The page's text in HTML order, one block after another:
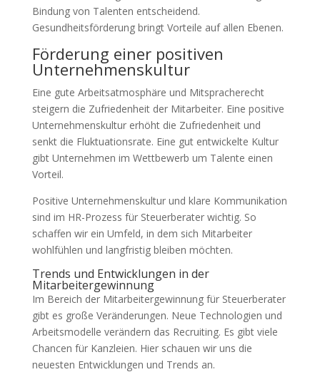
Bindung von Talenten entscheidend.
Gesundheitsförderung bringt Vorteile auf allen Ebenen.
Förderung einer positiven
Unternehmenskultur
Eine gute Arbeitsatmosphäre und Mitspracherecht
steigern die Zufriedenheit der Mitarbeiter. Eine positive
Unternehmenskultur erhöht die Zufriedenheit und
senkt die Fluktuationsrate. Eine gut entwickelte Kultur
gibt Unternehmen im Wettbewerb um Talente einen
Vorteil.
Positive Unternehmenskultur und klare Kommunikation
sind im HR-Prozess für Steuerberater wichtig. So
schaffen wir ein Umfeld, in dem sich Mitarbeiter
wohlfühlen und langfristig bleiben möchten.
Trends und Entwicklungen in der
Mitarbeitergewinnung
Im Bereich der Mitarbeitergewinnung für Steuerberater
gibt es große Veränderungen. Neue Technologien und
Arbeitsmodelle verändern das Recruiting. Es gibt viele
Chancen für Kanzleien. Hier schauen wir uns die
neuesten Entwicklungen und Trends an.